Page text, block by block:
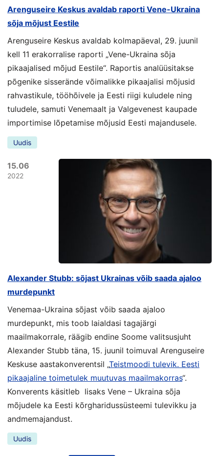
Arenguseire Keskus avaldab raporti Vene-Ukraina
sõja mõjust Eestile
Arenguseire Keskus avaldab kolmapäeval, 29. juunil
kell 11 erakorralise raporti „Vene-Ukraina sõja
pikaajalised mõjud Eestile“. Raportis analüüsitakse
põgenike sisserände võimalikke pikaajalisi mõjusid
rahvastikule, tööhõivele ja Eesti riigi kuludele ning
tuludele, samuti Venemaalt ja Valgevenest kaupade
importimise lõpetamise mõjusid Eesti majandusele.
Uudis
15.06
2022
Alexander Stubb: sõjast Ukrainas võib saada ajaloo
murdepunkt
Venemaa-Ukraina sõjast võib saada ajaloo
murdepunkt, mis toob laialdasi tagajärgi
maailmakorrale, räägib endine Soome valitsusjuht
Alexander Stubb täna, 15. juunil toimuval Arenguseire
Keskuse aastakonverentsil „Teistmoodi tulevik. Eesti
pikaajaline toimetulek muutuvas maailmakorras“.
Konverents käsitleb lisaks Vene – Ukraina sõja
mõjudele ka Eesti kõrgharidussüsteemi tulevikku ja
andmemajandust.
Uudis